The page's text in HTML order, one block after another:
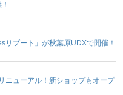
リブート」が秋葉原UDXで開催！
ニューアル！新ショップもオープ